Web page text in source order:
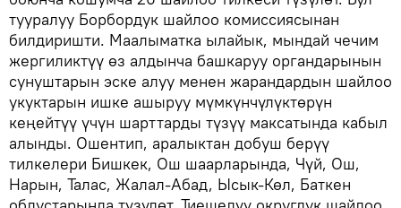
тууралуу Борбордук шайлоо комиссиясынан
билдиришти. Маалыматка ылайык, мындай чечим
жергиликтүү өз алдынча башкаруу органдарынын
сунуштарын эске алуу менен жарандардын шайлоо
укуктарын ишке ашыруу мүмкүнчүлүктөрүн
кеңейтүү үчүн шарттарды түзүү максатында кабыл
алынды. Ошентип, аралыктан добуш берүү
тилкелери Бишкек, Ош шаарларында, Чүй, Ош,
Нарын, Талас, Жалал-Абад, Ысык-Көл, Баткен